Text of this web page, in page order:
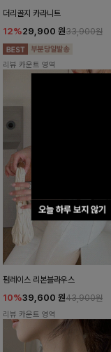
오늘 하루 보지 않기
더리골지 카라니트
12%29,900 원33,900원
리뷰 카운트 영역
펌레이스 리본블라우스
10%39,600 원43,900원
리뷰 카운트 영역